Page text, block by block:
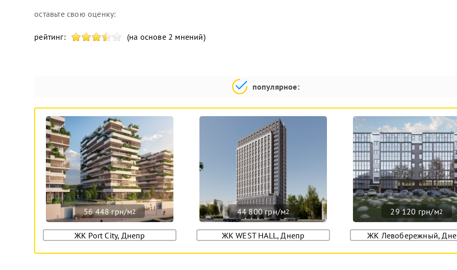
оставьте свою оценку:
рейтинг: (на основе 2 мнений)
популярное:
56 448 грн/м2
ЖК Port City, Днепр
44 800 грн/м2
ЖК WEST HALL, Днепр
29 120 грн/м2
ЖК Левобережный,